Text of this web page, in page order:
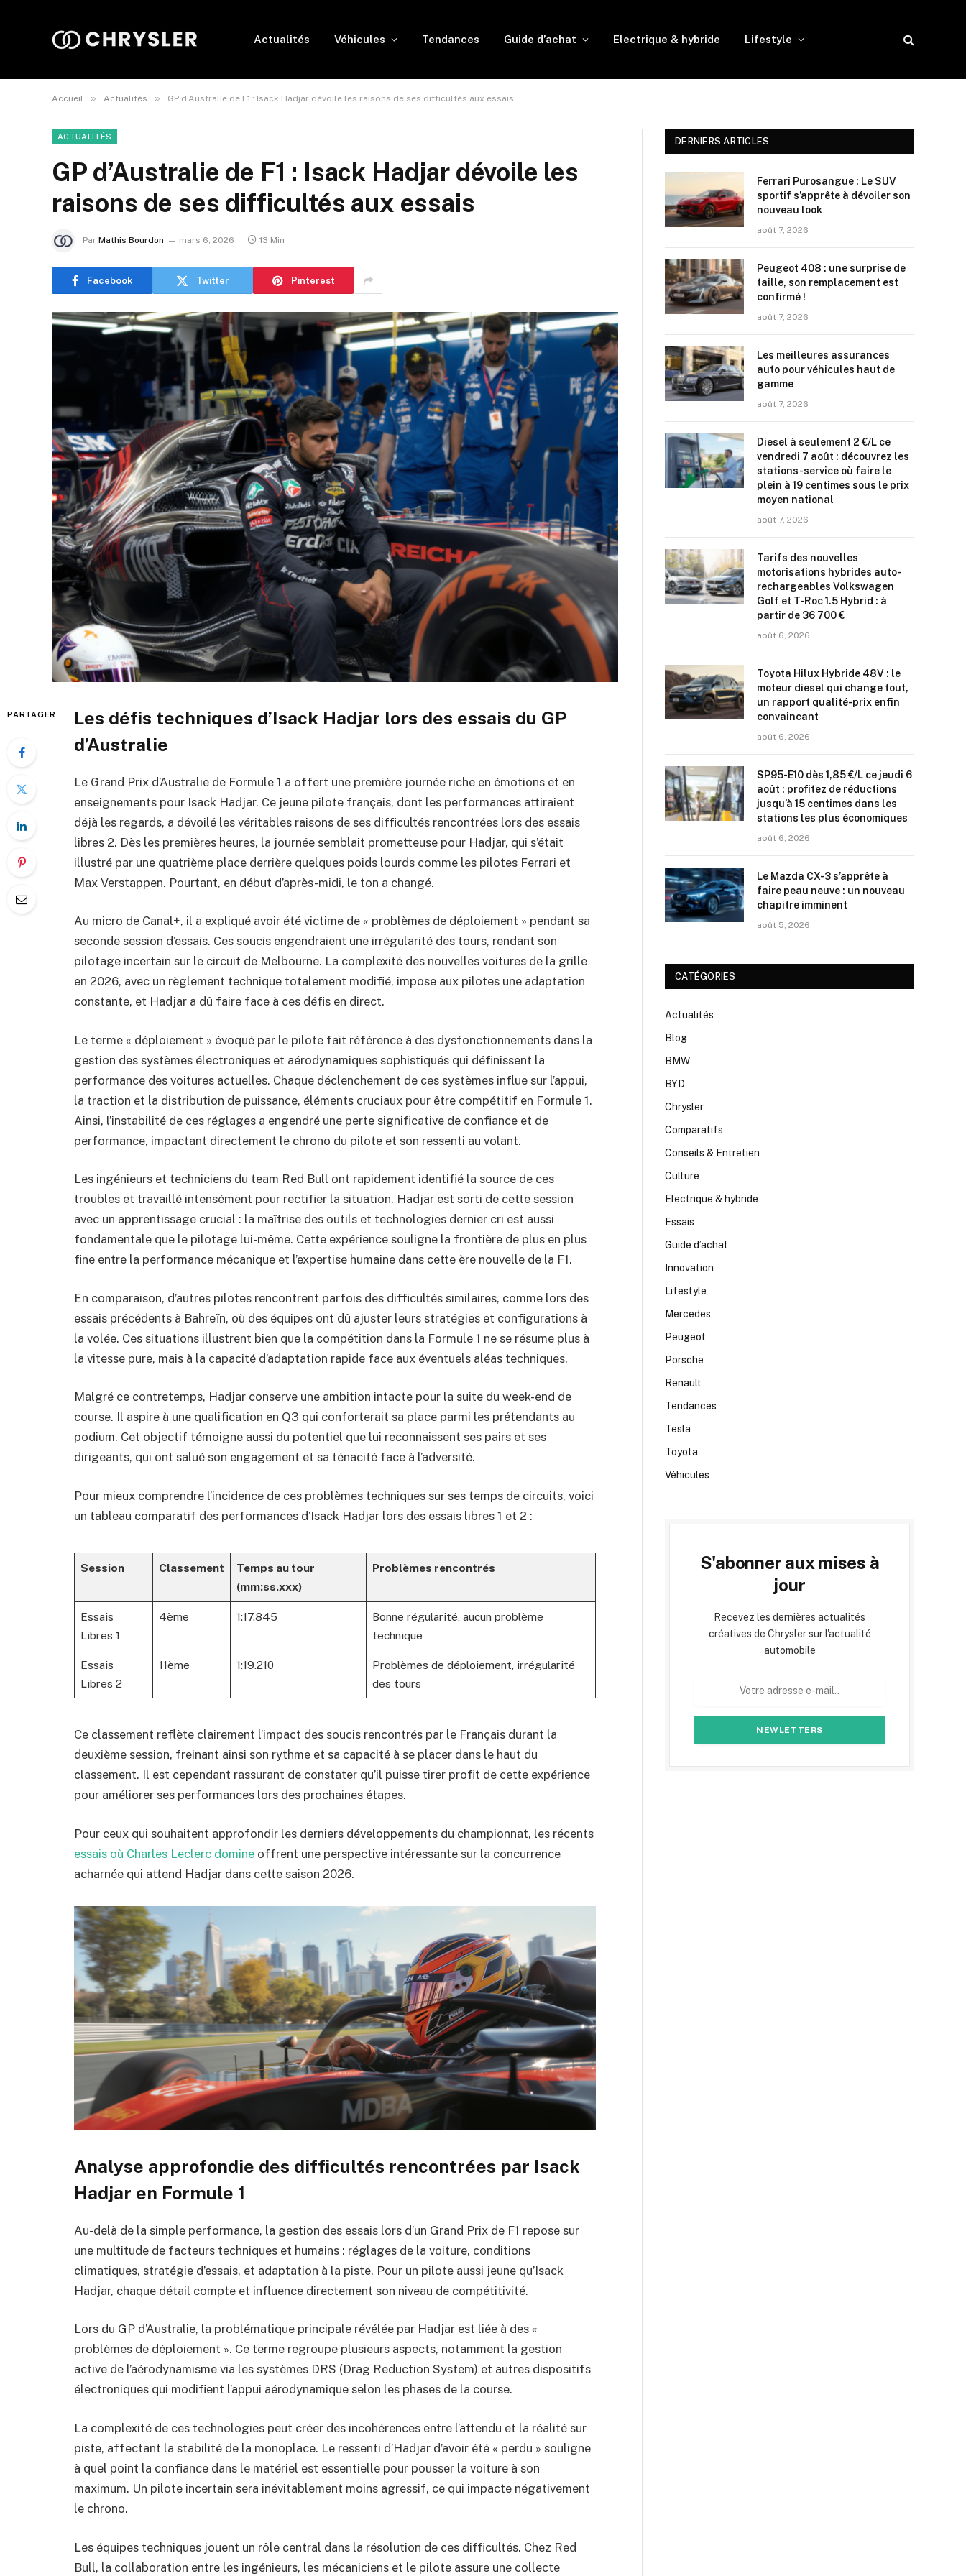
Actualités Véhicules Tendances Guide d’achat Electrique & hybride Lifestyle
Accueil » Actualités » GP d’Australie de F1 : Isack Hadjar dévoile les raisons de ses difficultés aux essais
ACTUALITÉS
GP d’Australie de F1 : Isack Hadjar dévoile les
raisons de ses difficultés aux essais
Par Mathis Bourdon mars 6, 2026 13 Min
Facebook Twitter Pinterest
PARTAGER
Les défis techniques d’Isack Hadjar lors des essais du GP
d’Australie
Le Grand Prix d’Australie de Formule 1 a offert une première journée riche en émotions et en
enseignements pour Isack Hadjar. Ce jeune pilote français, dont les performances attiraient
déjà les regards, a dévoilé les véritables raisons de ses difficultés rencontrées lors des essais
libres 2. Dès les premières heures, la journée semblait prometteuse pour Hadjar, qui s’était
illustré par une quatrième place derrière quelques poids lourds comme les pilotes Ferrari et
Max Verstappen. Pourtant, en début d’après-midi, le ton a changé.
Au micro de Canal+, il a expliqué avoir été victime de « problèmes de déploiement » pendant sa
seconde session d’essais. Ces soucis engendraient une irrégularité des tours, rendant son
pilotage incertain sur le circuit de Melbourne. La complexité des nouvelles voitures de la grille
en 2026, avec un règlement technique totalement modifié, impose aux pilotes une adaptation
constante, et Hadjar a dû faire face à ces défis en direct.
Le terme « déploiement » évoqué par le pilote fait référence à des dysfonctionnements dans la
gestion des systèmes électroniques et aérodynamiques sophistiqués qui définissent la
performance des voitures actuelles. Chaque déclenchement de ces systèmes influe sur l’appui,
la traction et la distribution de puissance, éléments cruciaux pour être compétitif en Formule 1.
Ainsi, l’instabilité de ces réglages a engendré une perte significative de confiance et de
performance, impactant directement le chrono du pilote et son ressenti au volant.
Les ingénieurs et techniciens du team Red Bull ont rapidement identifié la source de ces
troubles et travaillé intensément pour rectifier la situation. Hadjar est sorti de cette session
avec un apprentissage crucial : la maîtrise des outils et technologies dernier cri est aussi
fondamentale que le pilotage lui-même. Cette expérience souligne la frontière de plus en plus
fine entre la performance mécanique et l’expertise humaine dans cette ère nouvelle de la F1.
En comparaison, d’autres pilotes rencontrent parfois des difficultés similaires, comme lors des
essais précédents à Bahreïn, où des équipes ont dû ajuster leurs stratégies et configurations à
la volée. Ces situations illustrent bien que la compétition dans la Formule 1 ne se résume plus à
la vitesse pure, mais à la capacité d’adaptation rapide face aux éventuels aléas techniques.
Malgré ce contretemps, Hadjar conserve une ambition intacte pour la suite du week-end de
course. Il aspire à une qualification en Q3 qui conforterait sa place parmi les prétendants au
podium. Cet objectif témoigne aussi du potentiel que lui reconnaissent ses pairs et ses
dirigeants, qui ont salué son engagement et sa ténacité face à l’adversité.
Pour mieux comprendre l’incidence de ces problèmes techniques sur ses temps de circuits, voici
un tableau comparatif des performances d’Isack Hadjar lors des essais libres 1 et 2 :
Session Classement
Temps au tour
(mm:ss.xxx)
Problèmes rencontrés
Essais
Libres 1
4ème 1:17.845
Bonne régularité, aucun problème
technique
Essais
Libres 2
11ème 1:19.210
Problèmes de déploiement, irrégularité
des tours
Ce classement reflète clairement l’impact des soucis rencontrés par le Français durant la
deuxième session, freinant ainsi son rythme et sa capacité à se placer dans le haut du
classement. Il est cependant rassurant de constater qu’il puisse tirer profit de cette expérience
pour améliorer ses performances lors des prochaines étapes.
Pour ceux qui souhaitent approfondir les derniers développements du championnat, les récents
essais où Charles Leclerc domine offrent une perspective intéressante sur la concurrence
acharnée qui attend Hadjar dans cette saison 2026.
Analyse approfondie des difficultés rencontrées par Isack
Hadjar en Formule 1
Au-delà de la simple performance, la gestion des essais lors d’un Grand Prix de F1 repose sur
une multitude de facteurs techniques et humains : réglages de la voiture, conditions
climatiques, stratégie d’essais, et adaptation à la piste. Pour un pilote aussi jeune qu’Isack
Hadjar, chaque détail compte et influence directement son niveau de compétitivité.
Lors du GP d’Australie, la problématique principale révélée par Hadjar est liée à des «
problèmes de déploiement ». Ce terme regroupe plusieurs aspects, notamment la gestion
active de l’aérodynamisme via les systèmes DRS (Drag Reduction System) et autres dispositifs
électroniques qui modifient l’appui aérodynamique selon les phases de la course.
La complexité de ces technologies peut créer des incohérences entre l’attendu et la réalité sur
piste, affectant la stabilité de la monoplace. Le ressenti d’Hadjar d’avoir été « perdu » souligne
à quel point la confiance dans le matériel est essentielle pour pousser la voiture à son
maximum. Un pilote incertain sera inévitablement moins agressif, ce qui impacte négativement
le chrono.
Les équipes techniques jouent un rôle central dans la résolution de ces difficultés. Chez Red
Bull, la collaboration entre les ingénieurs, les mécaniciens et le pilote assure une collecte
DERNIERS ARTICLES
Ferrari Purosangue : Le SUV
sportif s’apprête à dévoiler son
nouveau look
août 7, 2026
Peugeot 408 : une surprise de
taille, son remplacement est
confirmé !
août 7, 2026
Les meilleures assurances
auto pour véhicules haut de
gamme
août 7, 2026
Diesel à seulement 2 €/L ce
vendredi 7 août : découvrez les
stations-service où faire le
plein à 19 centimes sous le prix
moyen national
août 7, 2026
Tarifs des nouvelles
motorisations hybrides auto-
rechargeables Volkswagen
Golf et T-Roc 1.5 Hybrid : à
partir de 36 700 €
août 6, 2026
Toyota Hilux Hybride 48V : le
moteur diesel qui change tout,
un rapport qualité-prix enfin
convaincant
août 6, 2026
SP95-E10 dès 1,85 €/L ce jeudi 6
août : profitez de réductions
jusqu’à 15 centimes dans les
stations les plus économiques
août 6, 2026
Le Mazda CX-3 s’apprête à
faire peau neuve : un nouveau
chapitre imminent
août 5, 2026
CATÉGORIES
Actualités
Blog
BMW
BYD
Chrysler
Comparatifs
Conseils & Entretien
Culture
Electrique & hybride
Essais
Guide d’achat
Innovation
Lifestyle
Mercedes
Peugeot
Porsche
Renault
Tendances
Tesla
Toyota
Véhicules
S'abonner aux mises à
jour
Recevez les dernières actualités
créatives de Chrysler sur l'actualité
automobile